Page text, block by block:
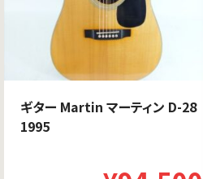
ギター Martin マーティン D-28
1995